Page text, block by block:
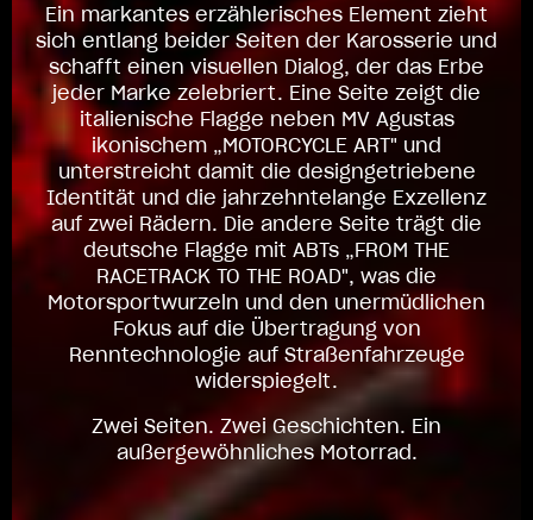
Ein markantes erzählerisches Element zieht
sich entlang beider Seiten der Karosserie und
schafft einen visuellen Dialog, der das Erbe
jeder Marke zelebriert. Eine Seite zeigt die
italienische Flagge neben MV Agustas
ikonischem „MOTORCYCLE ART" und
unterstreicht damit die designgetriebene
Identität und die jahrzehntelange Exzellenz
auf zwei Rädern. Die andere Seite trägt die
deutsche Flagge mit ABTs „FROM THE
RACETRACK TO THE ROAD", was die
Motorsportwurzeln und den unermüdlichen
Fokus auf die Übertragung von
Renntechnologie auf Straßenfahrzeuge
widerspiegelt.
Zwei Seiten. Zwei Geschichten. Ein
außergewöhnliches Motorrad.